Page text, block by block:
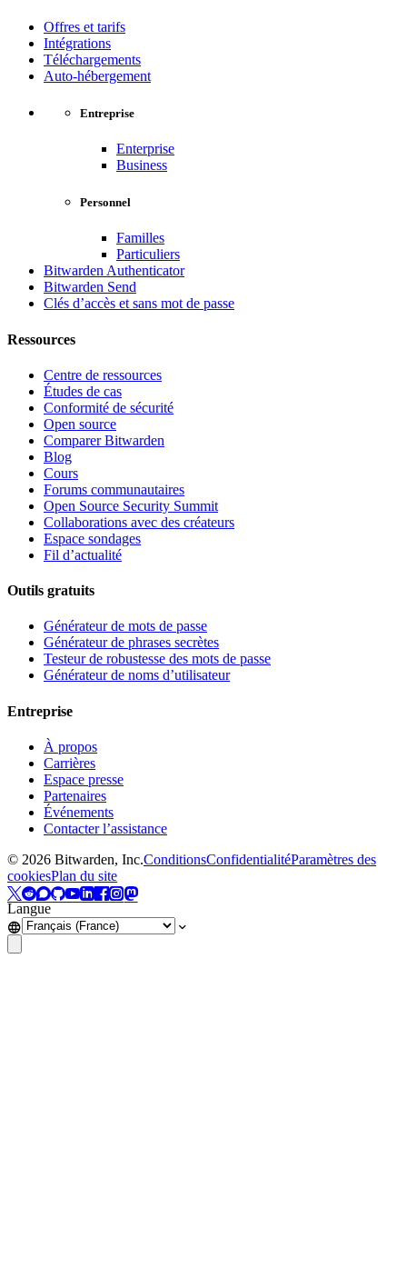
Offres et tarifs
Intégrations
Téléchargements
Auto-hébergement
Entreprise
Enterprise
Business
Personnel
Familles
Particuliers
Bitwarden Authenticator
Bitwarden Send
Clés d’accès et sans mot de passe
Ressources
Centre de ressources
Études de cas
Conformité de sécurité
Open source
Comparer Bitwarden
Blog
Cours
Forums communautaires
Open Source Security Summit
Collaborations avec des créateurs
Espace sondages
Fil d’actualité
Outils gratuits
Générateur de mots de passe
Générateur de phrases secrètes
Testeur de robustesse des mots de passe
Générateur de noms d’utilisateur
Entreprise
À propos
Carrières
Espace presse
Partenaires
Événements
Contacter l’assistance
© 2026 Bitwarden, Inc.ConditionsConfidentialitéParamètres des
cookiesPlan du site
Langue